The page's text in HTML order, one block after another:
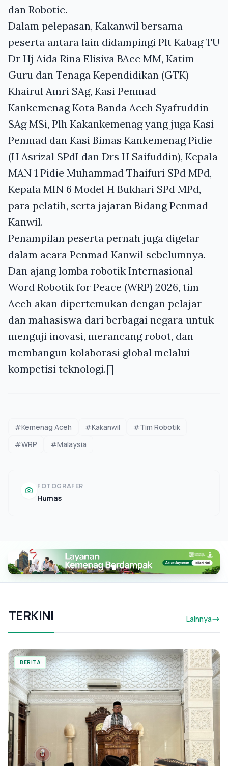
dan Robotic.
Dalam pelepasan, Kakanwil bersama
peserta antara lain didampingi Plt Kabag TU
Dr Hj Aida Rina Elisiva BAcc MM, Katim
Guru dan Tenaga Kependidikan (GTK)
Khairul Amri SAg, Kasi Penmad
Kankemenag Kota Banda Aceh Syafruddin
SAg MSi, Plh Kakankemenag yang juga Kasi
Penmad dan Kasi Bimas Kankemenag Pidie
(H Asrizal SPdI dan Drs H Saifuddin), Kepala
MAN 1 Pidie Muhammad Thaifuri SPd MPd,
Kepala MIN 6 Model H Bukhari SPd MPd,
para pelatih, serta jajaran Bidang Penmad
Kanwil.
Penampilan peserta pernah juga digelar
dalam acara Penmad Kanwil sebelumnya.
Dan ajang lomba robotik Internasional
Word Robotik for Peace (WRP) 2026, tim
Aceh akan dipertemukan dengan pelajar
dan mahasiswa dari berbagai negara untuk
menguji inovasi, merancang robot, dan
membangun kolaborasi global melalui
kompetisi teknologi.[]
#Kemenag Aceh #Kakanwil
#Tim Robotik
#WRP
#Malaysia
FOTOGRAFER
Humas
TERKINI Lainnya
BERITA